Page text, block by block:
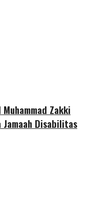
Zakki
Jamaah Disabilitas